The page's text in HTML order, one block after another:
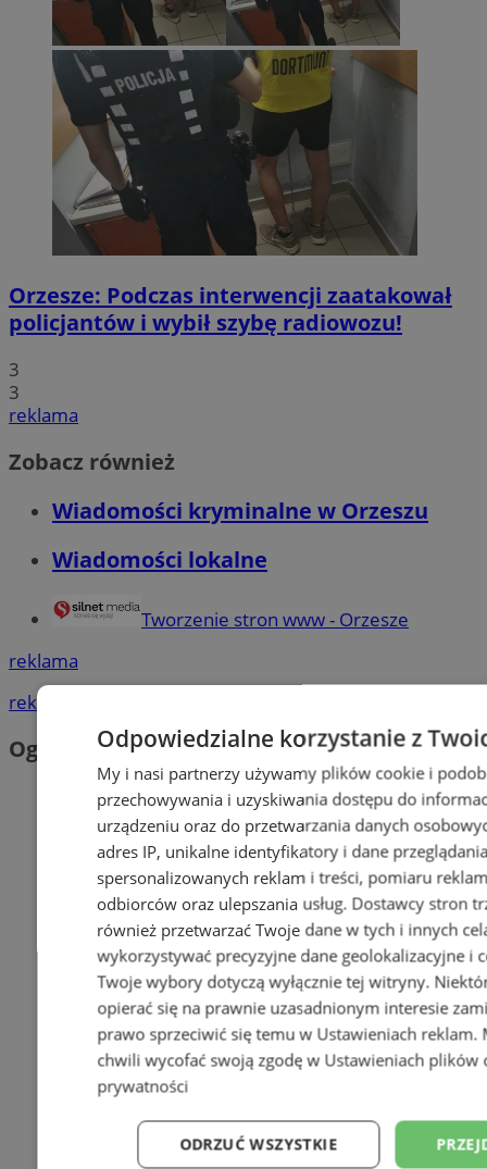
Orzesze: Podczas interwencji zaatakował
policjantów i wybił szybę radiowozu!
3
3
reklama
Zobacz również
Wiadomości kryminalne w Orzeszu
Wiadomości lokalne
Tworzenie stron www - Orzesze
reklama
reklama
OgłoszeniaOdpowiedzialne korzystanie z
My i nasi partnerzy używamy plików cookie i
przechowywania i uzyskiwania dostępu do
urządzeniu oraz do przetwarzania danych
adres IP, unikalne identyfikatory i dane
spersonalizowanych reklam i treści, pomiaru
odbiorców oraz ulepszania usług. Dostawcy stron
również przetwarzać Twoje dane w tych i innych
wykorzystywać precyzyjne dane geolokalizacyjne i
Twoje wybory dotyczą wyłącznie tej witryny.
opierać się na prawnie uzasadnionym interesie
prawo sprzeciwić się temu w Ustawieniach reklam.
chwili wycofać swoją zgodę w Ustawieniach plików
prywatności
ODRZUĆ WSZYSTKIE